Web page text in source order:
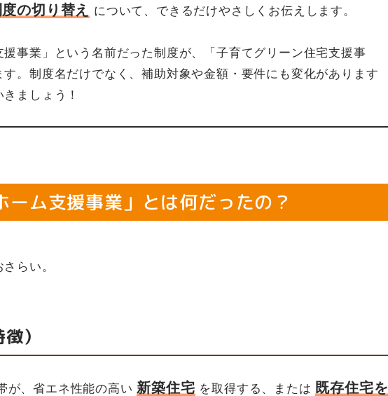
の切り替え について、できるだけやさしくお伝えします。
事業」という名前だった制度が、「子育てグリーン住宅支援事
。制度名だけでなく、補助対象や金額・要件にも変化があります
ましょう！
ーム支援事業」とは何だったの？
らい。
）
が、省エネ性能の高い 新築住宅 を取得する、または 既存住宅を